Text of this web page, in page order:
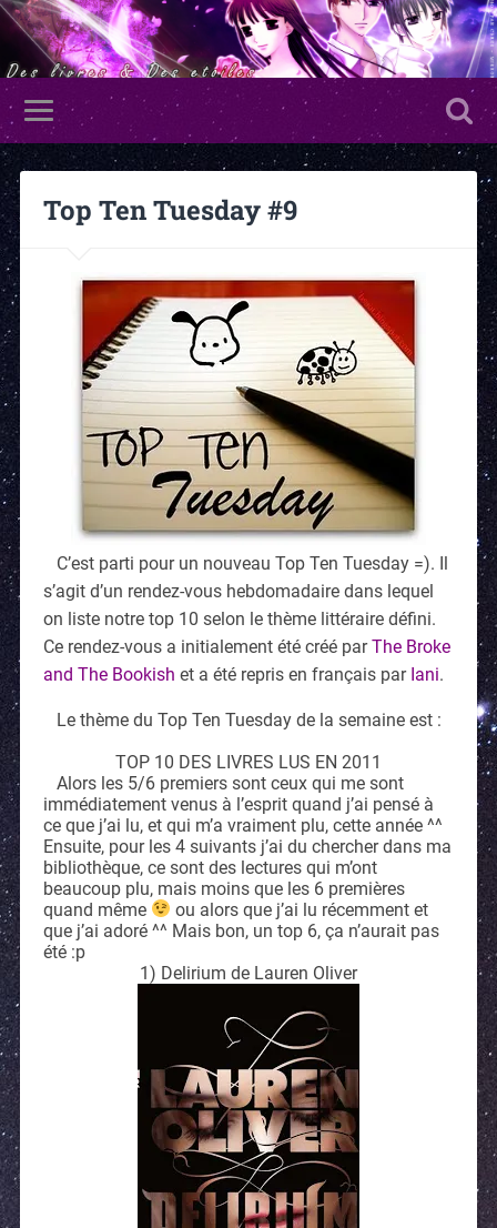
Top Ten Tuesday #9
C’est parti pour un nouveau Top Ten Tuesday =). Il
s’agit d’un rendez-vous hebdomadaire dans lequel
on liste notre top 10 selon le thème littéraire défini.
Ce rendez-vous a initialement été créé parThe Broke
and The Bookish et a été repris en français par Iani.
Le thème du Top Ten Tuesday de la semaine est :
TOP 10 DES LIVRES LUS EN 2011
Alors les 5/6 premiers sont ceux qui me sont
immédiatement venus à l’esprit quand j’ai pensé à
ce que j’ai lu, et qui m’a vraiment plu, cette année ^^
Ensuite, pour les 4 suivants j’ai du chercher dans ma
bibliothèque, ce sont des lectures qui m’ont
beaucoup plu, mais moins que les 6 premières
quand même
ou alors que j’ai lu récemment et
que j’ai adoré ^^ Mais bon, un top 6, ça n’aurait pas
été :p
1) Delirium de Lauren Oliver